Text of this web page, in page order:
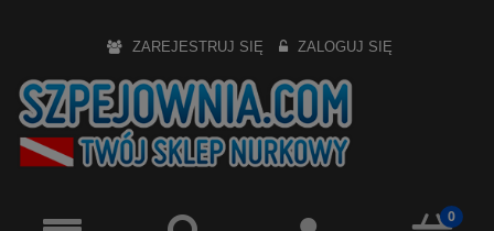
ZAREJESTRUJ SIĘ ZALOGUJ SIĘ